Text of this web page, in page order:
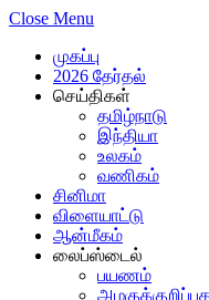
Close Menu
முகப்பு
2026 தேர்தல்
செய்திகள்
தமிழ்நாடு
இந்தியா
உலகம்
வணிகம்
சினிமா
விளையாட்டு
ஆன்மீகம்
லைப்ஸ்டைல்
பயணம்